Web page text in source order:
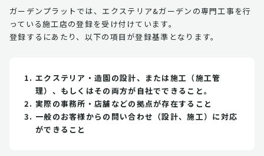
ガーデンプラットでは、エクステリア&ガーデンの専門工事を行
っている施工店の登録を受け付けています。
登録するにあたり、以下の項目が登録基準となります。
エクステリア・造園の設計、または施工（施工管
理）、もしくはその両方が自社でできること。
実際の事務所・店舗などの拠点が存在すること
一般のお客様からの問い合わせ（設計、施工）に対応
ができること